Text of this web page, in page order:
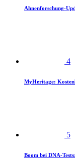
Ahnenforschung-
4
MyHeritage:
5
Boom bei DNA-